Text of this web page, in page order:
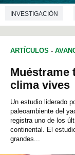
INVESTIGACIÓN
ARTÍCULOS -
Muéstrame
clima vives
Un estudio liderado
paleoambiente del
registra uno de los
continental. El
grandes...